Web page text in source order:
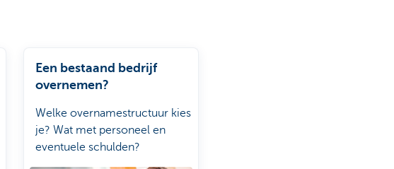
Een bestaand bedrijf
overnemen?
Welke overnamestructuur kies
je? Wat met personeel en
eventuele schulden?